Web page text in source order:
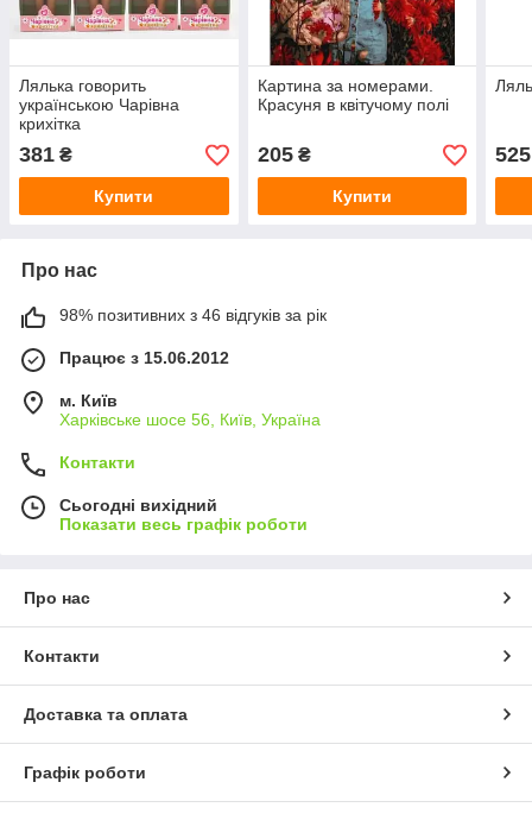
Лялька говорить
українською Чарівна
крихітка
381 ₴
Купити
Картина за номерами.
Красуня в квітучому полі
205₴
Купити
525
Про нас
98% позитивних з 46 відгуків за рік
Працює з 15.06.2012
м. Київ
Харківське шосе 56, Київ, Україна
Контакти
Сьогодні вихідний
Показати весь графік роботи
Про нас
Контакти
Доставка та оплата
Графік роботи